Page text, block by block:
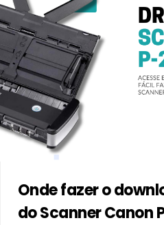
Onde fazer o
do Scanner Canon